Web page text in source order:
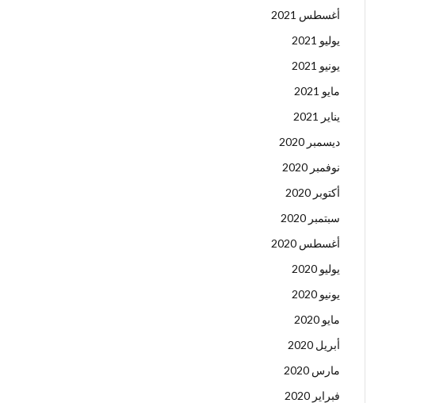
أغسطس 2021
يوليو 2021
يونيو 2021
مايو 2021
يناير 2021
ديسمبر 2020
نوفمبر 2020
أكتوبر 2020
سبتمبر 2020
أغسطس 2020
يوليو 2020
يونيو 2020
مايو 2020
أبريل 2020
مارس 2020
فبراير 2020